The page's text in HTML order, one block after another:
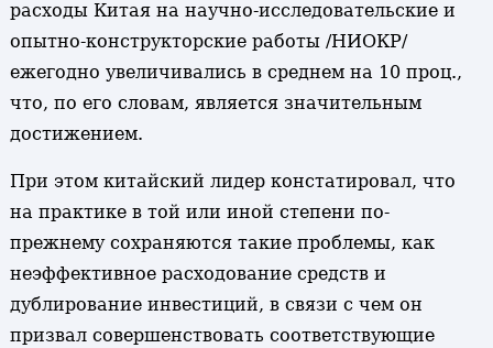
расходы Китая на научно-исследовательские и
опытно-конструкторские работы /НИОКР/
ежегодно увеличивались в среднем на 10 проц.,
что, по его словам, является значительным
достижением.
При этом китайский лидер констатировал, что
на практике в той или иной степени по-
прежнему сохраняются такие проблемы, как
неэффективное расходование средств и
дублирование инвестиций, в связи с чем он
призвал совершенствовать соответствующие